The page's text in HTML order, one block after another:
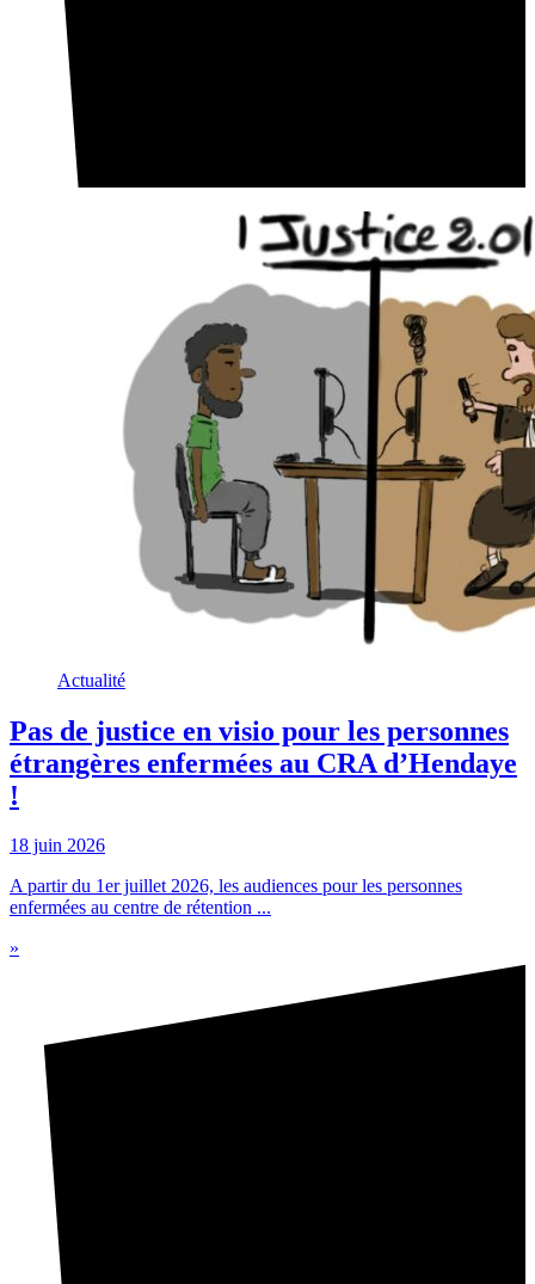
Actualité
Pas de justice en visio pour les personnes
étrangères enfermées au CRA d’Hendaye
!
18 juin 2026
A partir du 1er juillet 2026, les audiences pour les personnes
enfermées au centre de rétention ...
»